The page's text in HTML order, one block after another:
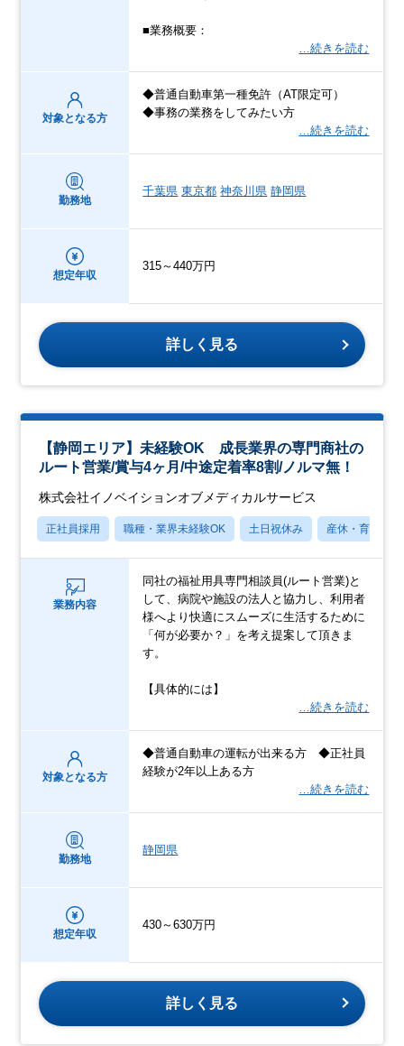
■業務概要：
…続きを読む
対象となる方
◆普通自動車第一種免許（AT限定可）
◆事務の業務をしてみたい方
…続きを読む
勤務地
千葉県 東京都 神奈川県 静岡県
想定年収
315～440万円
詳しく見る
【静岡エリア】未経験OK 成長業界の専門商社の
ルート営業/賞与4ヶ月/中途定着率8割/ノルマ無！
株式会社イノベイションオブメディカルサービス
正社員採用 職種・業界未経験OK 土日祝休み 産休・育休あり
業務内容
同社の福祉用具専門相談員(ルート営業)と
して、病院や施設の法人と協力し、利用者
様へより快適にスムーズに生活するために
「何が必要か？」を考え提案して頂きま
す。
【具体的には】
…続きを読む
対象となる方
◆普通自動車の運転が出来る方 ◆正社員
経験が2年以上ある方
…続きを読む
勤務地
静岡県
想定年収
430～630万円
詳しく見る